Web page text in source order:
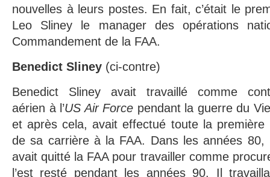
nouvelles à leurs postes. En fait, c’était le
Leo Sliney le manager des opérations
Commandement de la FAA.
Benedict Sliney (ci-contre)
Benedict Sliney avait travaillé comme
aérien à l’US Air Force pendant la guerre du
et après cela, avait effectué toute la première
de sa carrière à la FAA. Dans les années 80,
avait quitté la FAA pour travailler comme
l’est resté pendant les années 90. Il